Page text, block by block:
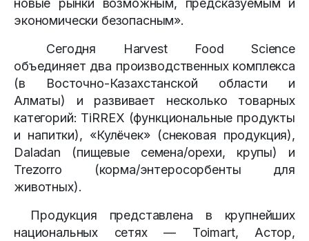
новые рынки возможным, предсказуемым и
экономически безопасным».
Сегодня Harvest Food Science
объединяет два производственных комплекса
(в Восточно-Казахстанской области и
Алматы) и развивает несколько товарных
категорий: TiRREX (функциональные продукты
и напитки), «Кулёчек» (снековая продукция),
Daladan (пищевые семена/орехи, крупы) и
Trezorro (корма/энтеросорбенты для
животных).
Продукция представлена в крупнейших
национальных сетях — Toimart, Астор,